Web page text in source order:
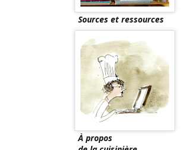
Sources et ressources
À propos